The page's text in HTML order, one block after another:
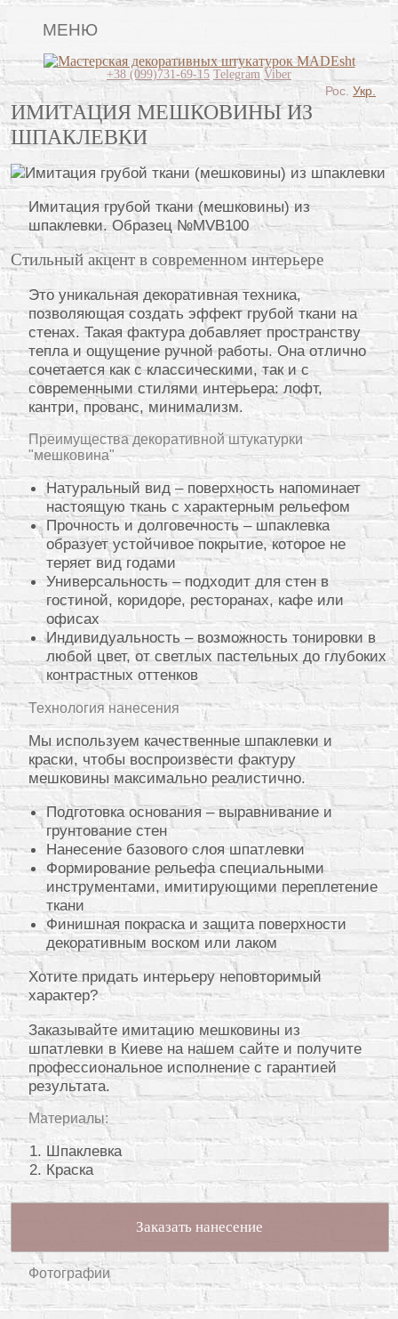
МЕНЮ
Lincrusta
Виды штукатурок
Поклейка обоев
Картины
Декоративные панно
Видео
Вопрос-ответ
О нас
Контакты
+38 (099)731-69-15 Telegram Viber
ИМИТАЦИЯ МЕШКОВИНЫ ИЗ
ШПАКЛЕВКИ
Имитация грубой ткани (мешковины) из
шпаклевки. Образец №MVB100
Стильный акцент в современном интерьере
Это уникальная декоративная техника,
позволяющая создать эффект грубой ткани на
стенах. Такая фактура добавляет пространству
тепла и ощущение ручной работы. Она отлично
сочетается как с классическими, так и с
современными стилями интерьера: лофт,
кантри, прованс, минимализм.
Преимущества декоративной штукатурки
"мешковина"
Натуральный вид – поверхность напоминает
настоящую ткань с характерным рельефом
Прочность и долговечность – шпаклевка
образует устойчивое покрытие, которое не
теряет вид годами
Универсальность – подходит для стен в
гостиной, коридоре, ресторанах, кафе или
офисах
Индивидуальность – возможность тонировки в
любой цвет, от светлых пастельных до глубоких
контрастных оттенков
Технология нанесения
Мы используем качественные шпаклевки и
краски, чтобы воспроизвести фактуру
мешковины максимально реалистично.
Подготовка основания – выравнивание и
грунтование стен
Нанесение базового слоя шпатлевки
Формирование рельефа специальными
инструментами, имитирующими переплетение
ткани
Финишная покраска и защита поверхности
декоративным воском или лаком
Хотите придать интерьеру неповторимый
характер?
Заказывайте имитацию мешковины из
шпатлевки в Киеве на нашем сайте и получите
профессиональное исполнение с гарантией
результата.
Материалы:
Шпаклевка
Краска
Заказать нанесение
Фотографии
Рос. Укр.